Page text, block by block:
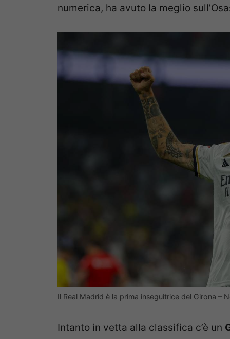
numerica, ha avuto la meglio
Il Real Madrid è la prima inseguitrice del Girona –
Intanto in vetta alla classifica c’è un